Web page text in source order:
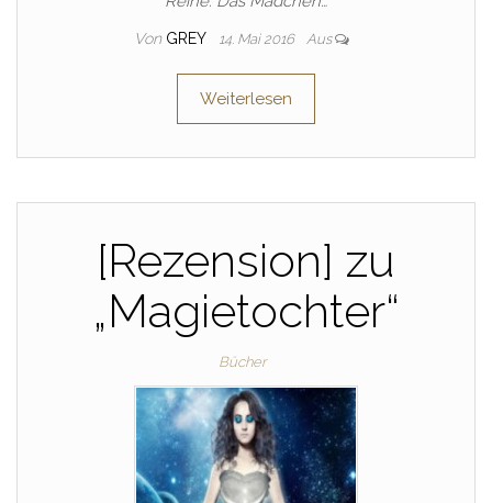
Von GREY 14. Mai 2016 Aus
Weiterlesen
[Rezension] zu
„Magietochter“
Bücher